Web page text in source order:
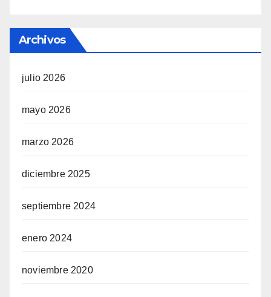
Archivos
julio 2026
mayo 2026
marzo 2026
diciembre 2025
septiembre 2024
enero 2024
noviembre 2020